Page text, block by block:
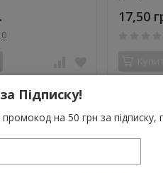
0
предмета
17,50
Підписку!
на 50 грн за підписку,